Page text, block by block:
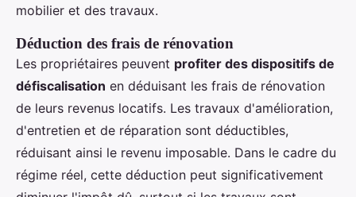
mobilier et des travaux.
Déduction des frais de rénovation
Les propriétaires peuvent profiter des dispositifs de
défiscalisation en déduisant les frais de rénovation
de leurs revenus locatifs. Les travaux d'amélioration,
d'entretien et de réparation sont déductibles,
réduisant ainsi le revenu imposable. Dans le cadre du
régime réel, cette déduction peut significativement